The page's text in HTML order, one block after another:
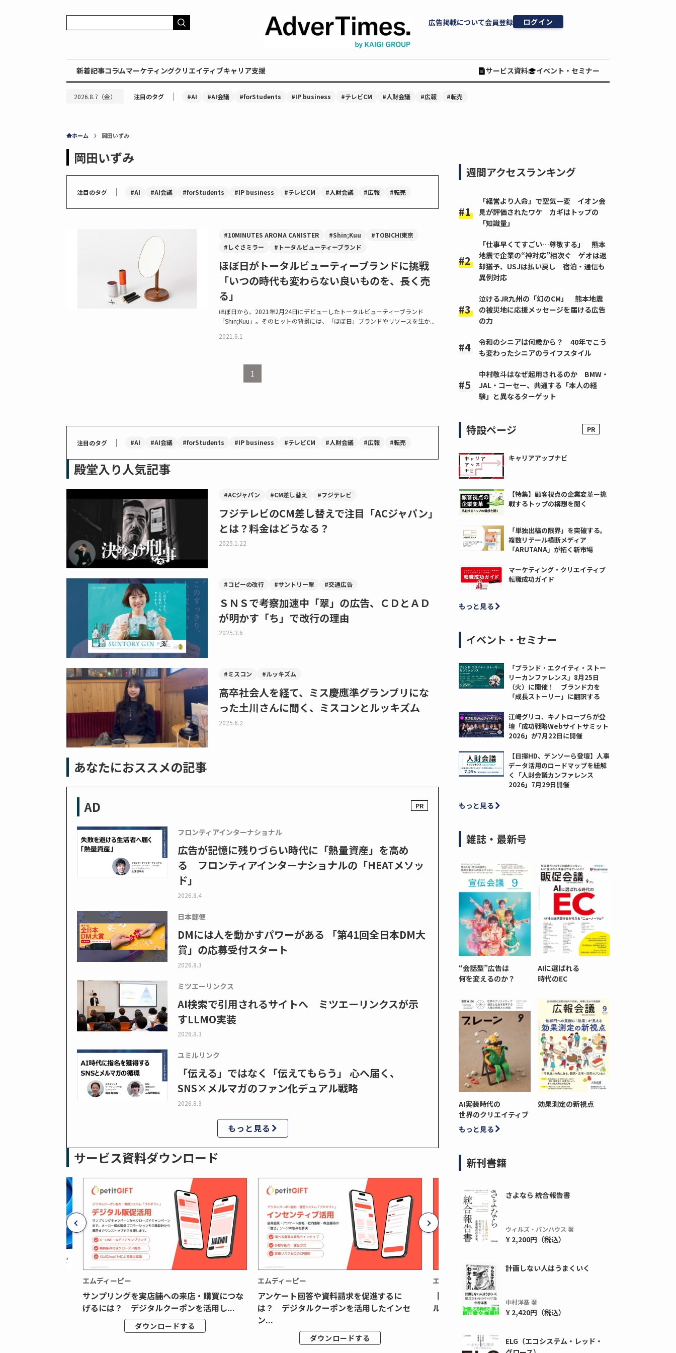
広告掲載について会員登録 ログイン
新着記事コラムマーケティングクリエイティブキャリア支援 サービス資料 イベント・セミナー
2026.8.7（金） 注目のタグ ｜ #AI #AI会議 #forStudents #IP business #テレビCM #人財会議 #広報 #転売
ホーム 岡田いずみ
岡田いずみ
注目のタグ ｜ #AI #AI会議 #forStudents #IP business #テレビCM #人財会議 #広報 #転売
#10MINUTES AROMA CANISTER #Shin;Kuu
#TOBICHI東京
#しぐさミラー
#トータルビューティーブランド
ほぼ日がトータルビューティーブランドに挑戦
「いつの時代も変わらない良いものを、長く売
る」
ほぼ日から、2021年2月24日にデビューしたトータルビューティーブランド
「Shin;Kuu」。そのヒットの背景には、「ほぼ日」ブランドやリソースを生か...
2021.6.1
1
注目のタグ ｜ #AI #AI会議 #forStudents #IP business #テレビCM #人財会議 #広報 #転売
殿堂入り人気記事
#ACジャパン #CM差し替え #フジテレビ
フジテレビのCM差し替えで注目「ACジャパン」
とは？料金はどうなる？
2025.1.22
#コピーの改行 #サントリー翠 #交通広告
ＳＮＳで考察加速中「翠」の広告、ＣＤとＡＤ
が明かす「ち」で改行の理由
2025.3.6
#ミスコン #ルッキズム
高卒社会人を経て、ミス慶應準グランプリにな
った土川さんに聞く、ミスコンとルッキズム
2025.6.2
あなたにおススメの記事
AD
フロンティアインターナショナル
広告が記憶に残りづらい時代に「熱量資産」を高め
る フロンティアインターナショナルの「HEATメソッ
ド」
2026.8.4
日本郵便
DMには人を動かすパワーがある 「第41回全日本DM大
賞」の応募受付スタート
2026.8.3
ミツエーリンクス
AI検索で引用されるサイトへ ミツエーリンクスが示
すLLMO実装
2026.8.3
ユミルリンク
「伝える」ではなく「伝えてもらう」 心へ届く、
SNS×メルマガのファン化デュアル戦略
2026.8.3
もっと見る
サービス資料ダウンロード
エムディーピー
サンプリングを実店舗への来店・購買につな
げるには？ デジタルクーポンを活用し...
ダウンロードする
エムディーピー
アンケート回答や資料請求を促進するに
は？ デジタルクーポンを活用したインセ
ン...
ダウンロードする
エムディーピー
【月間1,000万本以上の配布実績！】デジタ
ルクーポンを活用した販促キャンペーンを...
週間アクセスランキング
「経営より人命」で空気一変 イオン会
見が評価されたワケ カギはトップの
「知識量」
「仕事早くてすごい…尊敬する」 熊本
地震で企業の“神対応”相次ぐ ゲオは返
却猶予、USJは払い戻し 宿泊・通信も
異例対応
泣けるJR九州の「幻のCM」 熊本地震
の被災地に応援メッセージを届ける広告
の力
令和のシニアは何歳から？ 40年でこう
も変わったシニアのライフスタイル
中村敬斗はなぜ起用されるのか BMW・
JAL・コーセー、共通する「本人の経
験」と異なるターゲット
特設ページ
キャリアアップナビ
【特集】顧客視点の企業変革ー挑
戦するトップの構想を聞く
「単独出稿の限界」を突破する。
複数リテール横断メディア
「ARUTANA」が拓く新市場
マーケティング・クリエイティブ
転職成功ガイド
もっと見る
イベント・セミナー
「ブランド・エクイティ・ストー
リーカンファレンス」8月25日
（火）に開催！ ブランド力を
「成長ストーリー」に翻訳する
江崎グリコ、キノトロープらが登
壇「成功戦略Webサイトサミット
2026」が7月22日に開催
【日揮HD、デンソーら登壇】人事
データ活用のロードマップを紐解
く「人財会議カンファレンス
2026」7月29日開催
もっと見る
雑誌・最新号
“会話型”広告は
何を変えるのか？
AIに選ばれる
時代のEC
AI実装時代の
世界のクリエイティブ
効果測定の新視点
もっと見る
新刊書籍
さよなら 統合報告書
ウィルズ・パンハウス 著
¥ 2,200円（税込）
計画しない人はうまくいく
中村洋基 著
¥ 2,420円（税込）
ELG（エコシステム・レッド・